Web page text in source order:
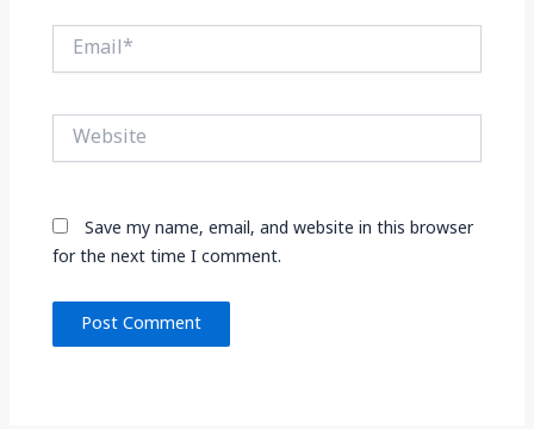
Email*
Website
Save my name, email, and website in this browser
for the next time I comment.